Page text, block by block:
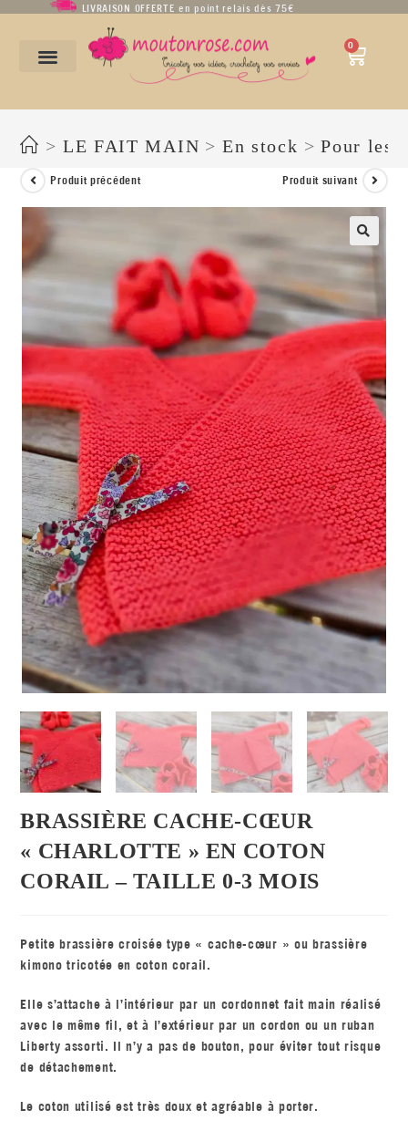
LIVRAISON OFFERTE en point relais dès 75€
0
> LE FAIT MAIN > En stock > Pour les
Produit précédent Produit suivant
BRASSIÈRE CACHE-CŒUR
« CHARLOTTE » EN COTON
CORAIL – TAILLE 0-3 MOIS
Petite brassière croisée type « cache-cœur » ou brassière
kimono tricotée en coton corail.
Elle s’attache à l’intérieur par un cordonnet fait main réalisé
avec le même fil, et à l’extérieur par un cordon ou un ruban
Liberty assorti. Il n’y a pas de bouton, pour éviter tout risque
de détachement.
Le coton utilisé est très doux et agréable à porter.